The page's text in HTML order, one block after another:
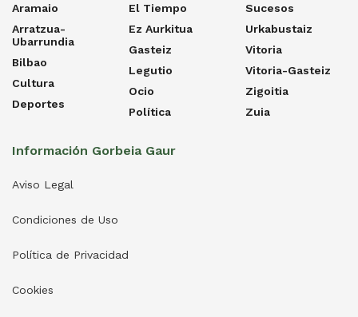
Aramaio
Arratzua-
Ubarrundia
Bilbao
Cultura
Deportes
El Tiempo
Ez Aurkitua
Gasteiz
Legutio
Ocio
Política
Sucesos
Urkabustaiz
Vitoria
Vitoria-Gasteiz
Zigoitia
Zuia
Información Gorbeia Gaur
Aviso Legal
Condiciones de Uso
Política de Privacidad
Cookies